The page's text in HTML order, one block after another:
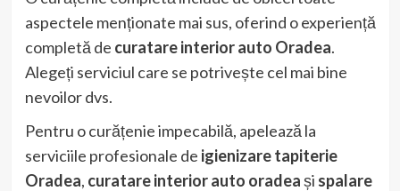
aspectele menționate mai sus, oferind o experiență
completă de curatare interior auto Oradea.
Alegeți serviciul care se potrivește cel mai bine
nevoilor dvs.
Pentru o curățenie impecabilă, apelează la
serviciile profesionale de igienizare tapiterie
Oradea, curatare interior auto oradeași spalare